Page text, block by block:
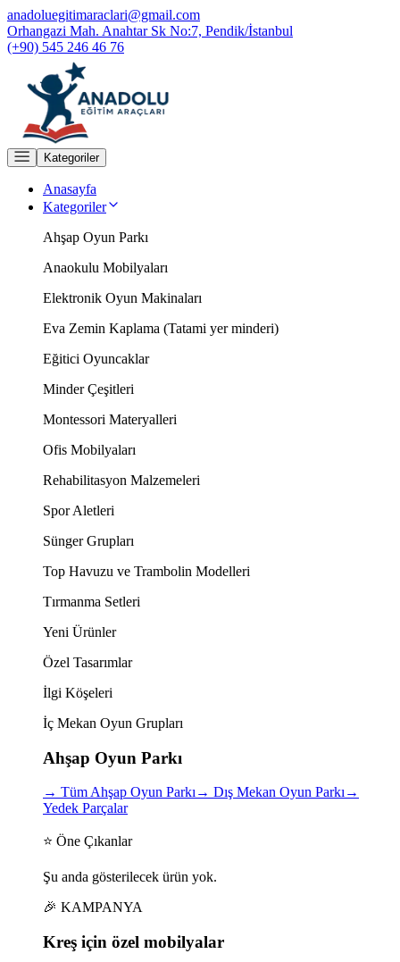
anadoluegitimaraclari@gmail.com
Orhangazi Mah. Anahtar Sk No:7, Pendik/İstanbul
(+90) 545 246 46 76
Kategoriler
Anasayfa
Kategoriler
Ahşap Oyun Parkı
Anaokulu Mobilyaları
Elektronik Oyun Makinaları
Eva Zemin Kaplama (Tatami yer minderi)
Eğitici Oyuncaklar
Minder Çeşitleri
Montessori Materyalleri
Ofis Mobilyaları
Rehabilitasyon Malzemeleri
Spor Aletleri
Sünger Grupları
Top Havuzu ve Trambolin Modelleri
Tırmanma Setleri
Yeni Ürünler
Özel Tasarımlar
İlgi Köşeleri
İç Mekan Oyun Grupları
Ahşap Oyun Parkı
→ Tüm Ahşap Oyun Parkı→ Dış Mekan Oyun Parkı→
Yedek Parçalar
⭐ Öne Çıkanlar
Şu anda gösterilecek ürün yok.
🎉 KAMPANYA
Kreş için özel mobilyalar